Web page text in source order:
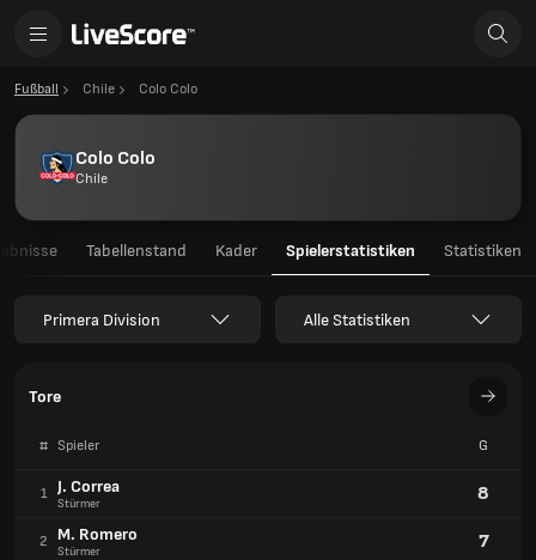
Fußball Chile Colo Colo
Colo Colo
Chile
Tabellenstand Kader Spielerstatistiken Statistiken
Primera Division Alle Statistiken
Tore
# Spieler G
1 J. Correa
Stürmer 8
2 M. Romero
Stürmer 7